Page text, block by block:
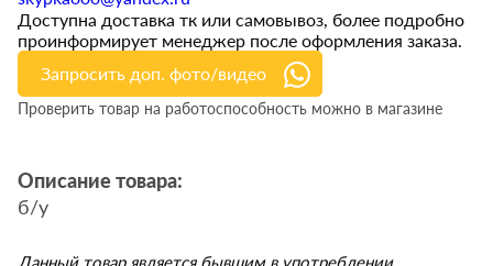
Доступна доставка тк или самовывоз, более подробно
проинформирует менеджер после оформления заказа.
Запросить доп. фото/видео
Проверить товар на работоспособность можно в магазине
Описание товара:
б/у
Данный товар является бывшим в употреблении,